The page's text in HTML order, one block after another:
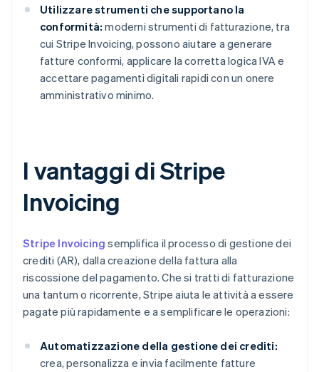
Utilizzare strumenti che supportano la
conformità: moderni strumenti di fatturazione, tra
cui Stripe Invoicing, possono aiutare a generare
fatture conformi, applicare la corretta logica IVA e
accettare pagamenti digitali rapidi con un onere
amministrativo minimo.
I vantaggi di Stripe
Invoicing
Stripe Invoicing semplifica il processo di gestione dei
crediti (AR), dalla creazione della fattura alla
riscossione del pagamento. Che si tratti di fatturazione
una tantum o ricorrente, Stripe aiuta le attività a essere
pagate più rapidamente e a semplificare le operazioni:
Automatizzazione della gestione dei crediti:
crea, personalizza e invia facilmente fatture